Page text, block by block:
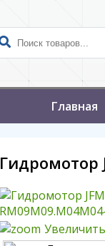
Главная
Гидромотор